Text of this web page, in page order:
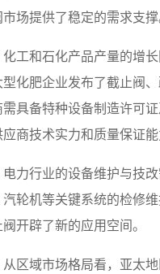
场提供了稳定的需求支撑
化工和石化产品产量的增
型化肥企业发布了截止阀
需具备特种设备制造许可
商技术实力和质量保证能
电力行业的设备维护与技
汽轮机等关键系统的检修
开辟了新的应用空间。
从区域市场格局看，亚太